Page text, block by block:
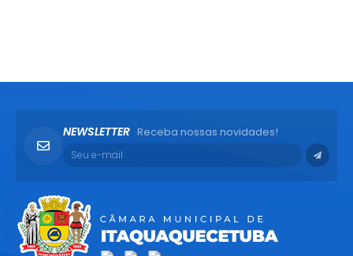
NEWSLETTER Receba nossas novidades!